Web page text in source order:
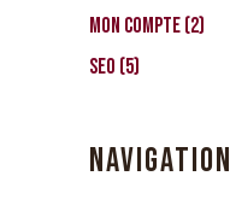
Mon compte(2)
SEO (5)
NAVIGATION